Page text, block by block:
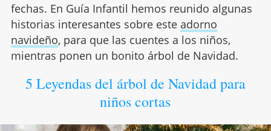
fechas. En Guía Infantil hemos reunido algunas
historias interesantes sobre este adorno
navideño, para que las cuentes a los niños,
mientras ponen un bonito árbol de Navidad.
5 Leyendas del árbol de Navidad para
niños cortas